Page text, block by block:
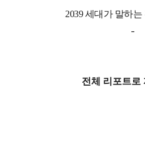
2039 세대가 말하
-
전체 리포트로